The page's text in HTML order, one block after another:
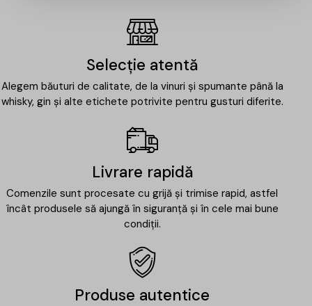
Selecție atentă
Alegem băuturi de calitate, de la vinuri și spumante până la
whisky, gin și alte etichete potrivite pentru gusturi diferite.
Livrare rapidă
Comenzile sunt procesate cu grijă și trimise rapid, astfel
încât produsele să ajungă în siguranță și în cele mai bune
condiții.
Produse autentice